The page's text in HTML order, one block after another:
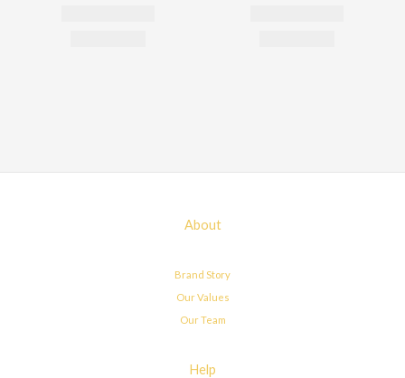
About
Brand Story
Our Values
Our Team
Help